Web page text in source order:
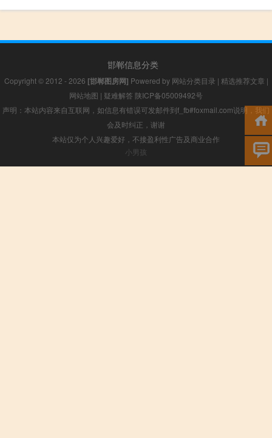
邯郸信息分类
Copyright © 2012 - 2026 [邯郸图房网] Powered by 网站分类目录 | 精选推荐文章 |
网站地图 | 疑难解答 陕ICP备05009492号
声明：本站内容来自互联网，如信息有错误可发邮件到f_fb#foxmail.com说明，我们
会及时纠正，谢谢
本站仅为个人兴趣爱好，不接盈利性广告及商业合作
小男孩